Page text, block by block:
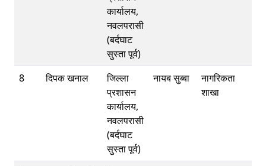
कार्यालय,
नवलपरासी
(बर्दघाट
सुस्ता पूर्व)
8 दिपक खनाल
जिल्ला
प्रशासन
कार्यालय,
नवलपरासी
(बर्दघाट
सुस्ता पूर्व)
नायब सुब्बा
नागरिकता
शाखा